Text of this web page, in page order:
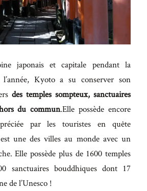
japonais et capitale pendant la
Kyoto a su conserver son
des temples sompteux, sanctuaires
du commun.Elle possède encore
par les touristes en quête
une des villes au monde avec un
Elle possède plus de 1600 temples
sanctuaires bouddhiques dont 17
de l’Unesco !